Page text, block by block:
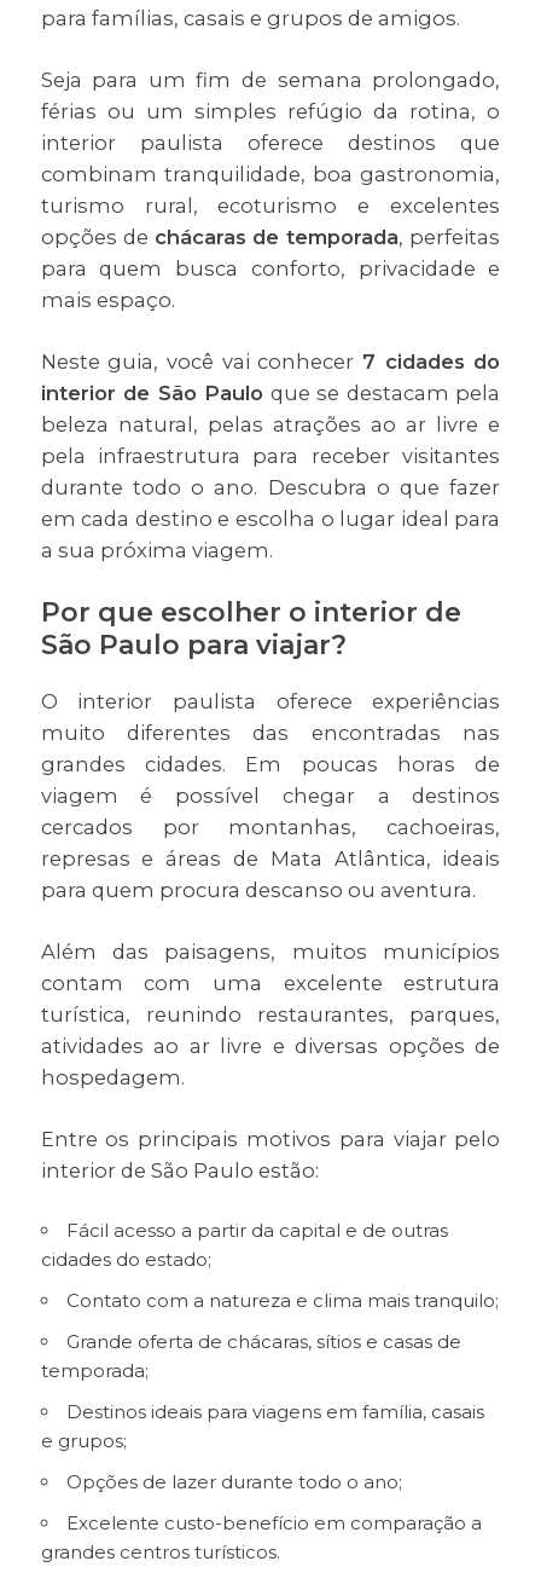
para famílias, casais e grupos de amigos.
Seja para um fim de semana prolongado,
férias ou um simples refúgio da rotina, o
interior paulista oferece destinos que
combinam tranquilidade, boa gastronomia,
turismo rural, ecoturismo e excelentes
opções de chácaras de temporada, perfeitas
para quem busca conforto, privacidade e
mais espaço.
Neste guia, você vai conhecer 7 cidades do
interior de São Paulo que se destacam pela
beleza natural, pelas atrações ao ar livre e
pela infraestrutura para receber visitantes
durante todo o ano. Descubra o que fazer
em cada destino e escolha o lugar ideal para
a sua próxima viagem.
Por que escolher o interior de
São Paulo para viajar?
O interior paulista oferece experiências
muito diferentes das encontradas nas
grandes cidades. Em poucas horas de
viagem é possível chegar a destinos
cercados por montanhas, cachoeiras,
represas e áreas de Mata Atlântica, ideais
para quem procura descanso ou aventura.
Além das paisagens, muitos municípios
contam com uma excelente estrutura
turística, reunindo restaurantes, parques,
atividades ao ar livre e diversas opções de
hospedagem.
Entre os principais motivos para viajar pelo
interior de São Paulo estão:
Fácil acesso a partir da capital e de outras
cidades do estado;
Contato com a natureza e clima mais tranquilo;
Grande oferta de chácaras, sítios e casas de
temporada;
Destinos ideais para viagens em família, casais
e grupos;
Opções de lazer durante todo o ano;
Excelente custo-benefício em comparação a
grandes centros turísticos.